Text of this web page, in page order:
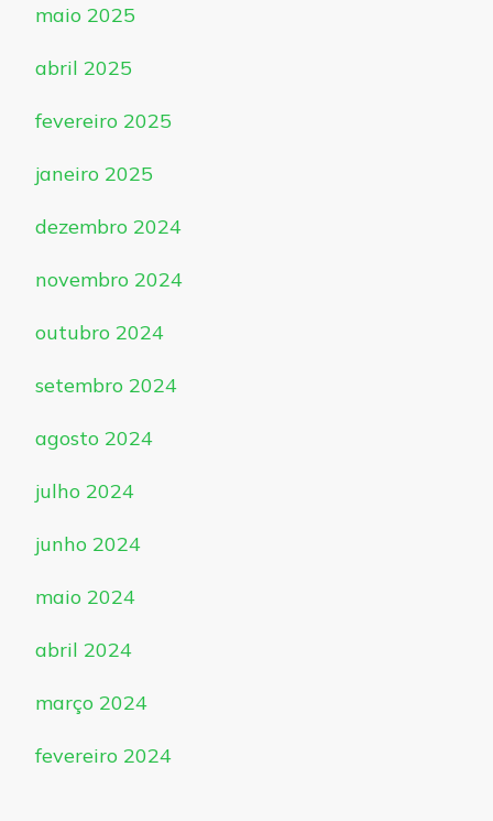
maio 2025
abril 2025
fevereiro 2025
janeiro 2025
dezembro 2024
novembro 2024
outubro 2024
setembro 2024
agosto 2024
julho 2024
junho 2024
maio 2024
abril 2024
março 2024
fevereiro 2024